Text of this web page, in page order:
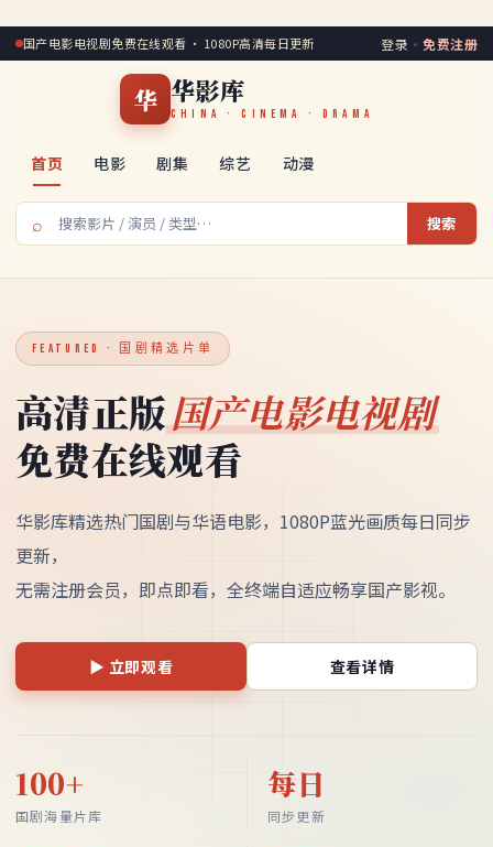
国产电影电视剧免费在线观看 · 1080P高清每日更新 登录 ·免费注册
华 华影库
CHINA · CINEMA · DRAMA
首页 电影 剧集 综艺 动漫
⌕ 搜索
FEATURED · 国剧精选片单
高清正版国产电影电视剧
免费在线观看
华影库精选热门国剧与华语电影，1080P蓝光画质每日同步
更新，
无需注册会员，即点即看，全终端自适应畅享国产影视。
▶ 立即观看 查看详情
100+
国剧海量片库
每日
同步更新